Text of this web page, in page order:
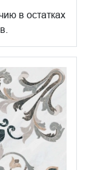
в остатках